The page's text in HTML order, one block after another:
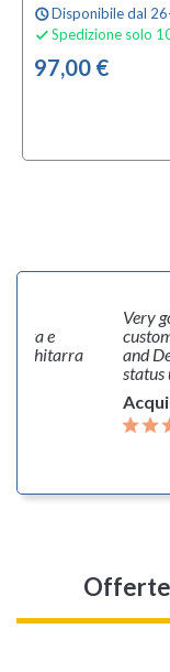
scheduleDisponibile dal
 Spedizione solo
97,00 €
e
chitarra
Very
and
status
Offerte